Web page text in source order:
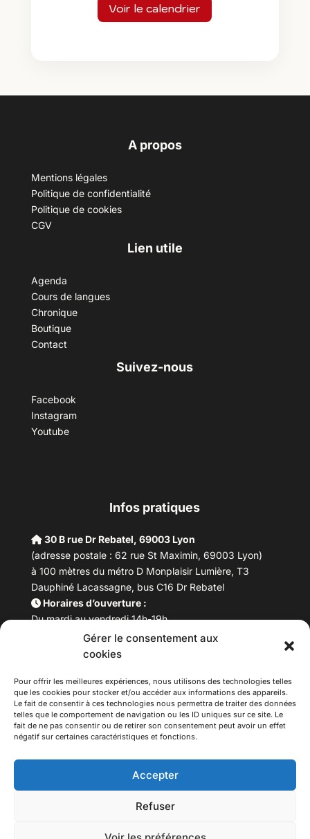
Gérer le consentement aux
cookies
Pour offrir les meilleures expériences, nous utilisons des technologies telles
que les cookies pour stocker et/ou accéder aux informations des appareils.
Le fait de consentir à ces technologies nous permettra de traiter des données
telles que le comportement de navigation ou les ID uniques sur ce site. Le
fait de ne pas consentir ou de retirer son consentement peut avoir un effet
négatif sur certaines caractéristiques et fonctions.
Accepter
Refuser
Voir le calendrier
A propos
Mentions légales
Politique de confidentialité
Politique de cookies
CGV
Lien utile
Agenda
Cours de langues
Chronique
Boutique
Contact
Suivez-nous
Facebook
Instagram
Youtube
Infos pratiques
30 B rue Dr Rebatel, 69003 Lyon
(adresse postale : 62 rue St Maximin, 69003 Lyon)
à 100 mètres du métro D Monplaisir Lumière, T3
Dauphiné Lacassagne, bus C16 Dr Rebatel
Horaires d’ouverture :
Du mardi au vendredi 14h-19h
Samedi 10h –17h
Fermeture lundi
Email : maisondesculturesasiatiques@asiexpo.com